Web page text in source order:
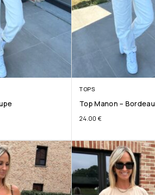
TOPS
Top Manon – Bordeau
24.00 €